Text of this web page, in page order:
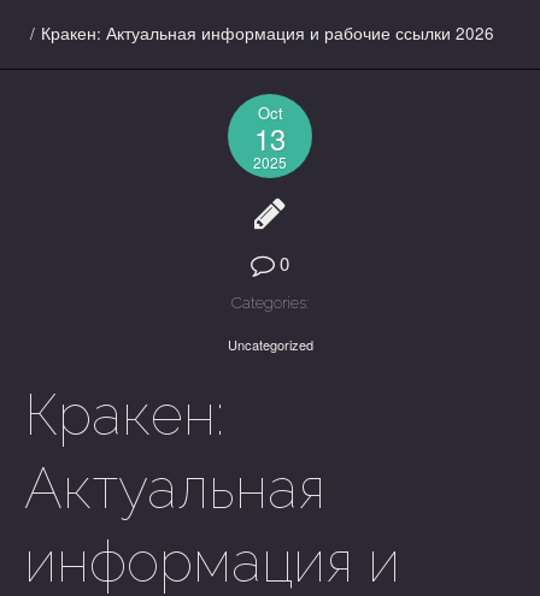
/ Кракен: Актуальная информация и рабочие ссылки 2026
Oct
13
2025
0
Categories:
Uncategorized
Кракен:
Актуальная
информация и